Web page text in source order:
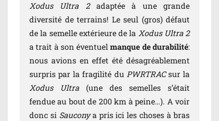
Xodus Ultra 2adaptée à une grande
diversité de terrains! Le seul (gros) défaut
de la semelle extérieure de la Xodus Ultra 2
a trait à son éventuelmanque de durabilité:
nous avions en effet été désagréablement
surpris par la fragilité du PWRTRACsur la
Xodus Ultra (une des semelles s’était
fendue au bout de 200 km à peine…). A voir
donc si Sauconya pris ici les choses à bras